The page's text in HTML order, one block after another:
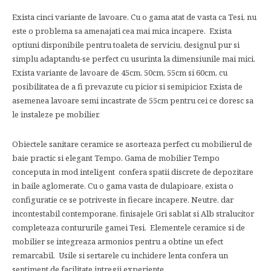
Exista cinci variante de lavoare. Cu o gama atat de vasta ca Tesi, nu
este o problema sa amenajati cea mai mica incapere. Exista
optiuni disponibile pentru toaleta de serviciu, designul pur si
simplu adaptandu-se perfect cu usurinta la dimensiunile mai mici.
Exista variante de lavoare de 45cm, 50cm, 55cm si 60cm, cu
posibilitatea de a fi prevazute cu picior si semipicior. Exista de
asemenea lavoare semi incastrate de 55cm pentru cei ce doresc sa
le instaleze pe mobilier.
Obiectele sanitare ceramice se asorteaza perfect cu mobilierul de
baie practic si elegant Tempo. Gama de mobilier Tempo
conceputa in mod inteligent confera spatii discrete de depozitare
in baile aglomerate. Cu o gama vasta de dulapioare, exista o
configuratie ce se potriveste in fiecare incapere. Neutre, dar
incontestabil contemporane, finisajele Gri sablat si Alb stralucitor
completeaza contururile gamei Tesi. Elementele ceramice si de
mobilier se integreaza armonios pentru a obtine un efect
remarcabil. Usile si sertarele cu inchidere lenta confera un